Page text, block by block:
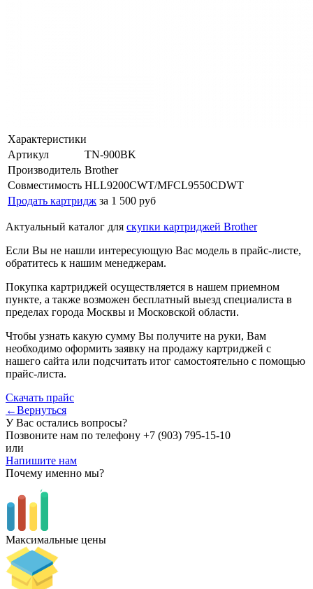
Характеристики
Артикул
TN-900BK
Производитель Brother
Совместимость HLL9200CWT/MFCL9550CDWT
Продать картридж за 1 500 руб
Актуальный каталог для скупки картриджей Brother
Если Вы не нашли интересующую Вас модель в прайс-листе,
обратитесь к нашим менеджерам.
Покупка картриджей осуществляется в нашем приемном
пункте, а также возможен бесплатный выезд специалиста в
пределах города Москвы и Московской области.
Чтобы узнать какую сумму Вы получите на руки, Вам
необходимо оформить заявку на продажу картриджей с
нашего сайта или подсчитать итог самостоятельно с помощью
прайс-листа.
Скачать прайс
←Вернуться
У Вас остались вопросы?
Позвоните нам по телефону +7 (903) 795-15-10
или
Напишите нам
Почему именно мы?
Максимальные цены